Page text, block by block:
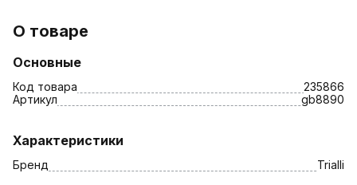
О товаре
Основные
Код товара
235866
Артикул
gb8890
Характеристики
Бренд Trialli